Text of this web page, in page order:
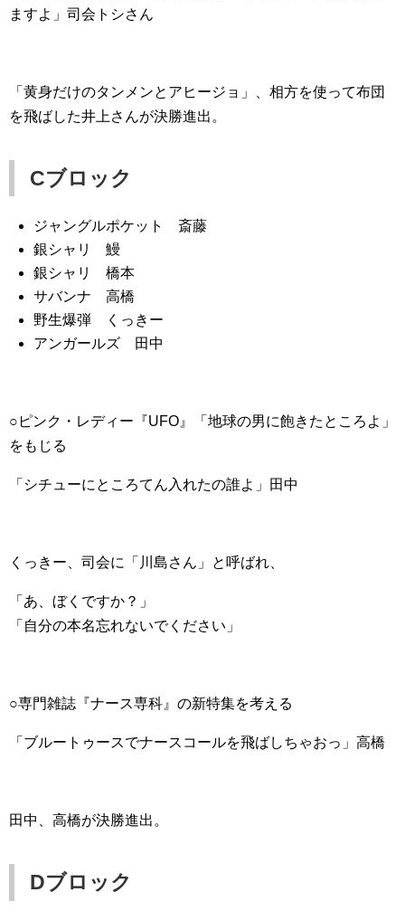
ますよ」司会トシさん
「黄身だけのタンメンとアヒージョ」、相方を使って布団
を飛ばした井上さんが決勝進出。
Cブロック
ジャングルポケット 斎藤
銀シャリ 鰻
銀シャリ 橋本
サバンナ 高橋
野生爆弾 くっきー
アンガールズ 田中
○ピンク・レディー『UFO』「地球の男に飽きたところよ」
をもじる
「シチューにところてん入れたの誰よ」田中
くっきー、司会に「川島さん」と呼ばれ、
「あ、ぼくですか？」
「自分の本名忘れないでください」
○専門雑誌『ナース専科』の新特集を考える
「ブルートゥースでナースコールを飛ばしちゃおっ」高橋
田中、高橋が決勝進出。
Dブロック